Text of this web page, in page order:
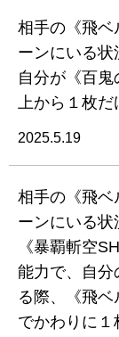
相手の《飛ベ
ーンにいる状
自分が《百
上から１枚だ
2025.5.19
相手の《飛ベ
ーンにいる状
《暴覇斬空
能力で、自分
る際、《飛
でかわりに１